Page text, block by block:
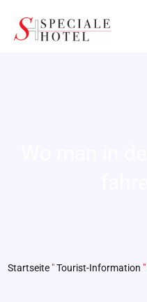
Inhalt
Startseite "Tourist-Information "